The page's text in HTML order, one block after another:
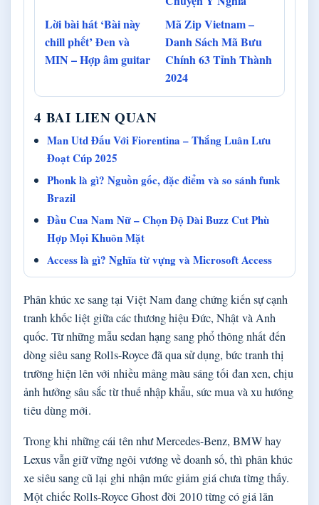
Lời bài hát ‘Bài này
chill phết’ Đen và
MIN – Hợp âm guitar
Mã Zip Vietnam –
Danh Sách Mã Bưu
Chính 63 Tỉnh Thành
2024
4 BAI LIEN QUAN
Man Utd Đấu Với Fiorentina – Thắng Luân Lưu
Đoạt Cúp 2025
Phonk là gì? Nguồn gốc, đặc điểm và so sánh funk
Brazil
Đầu Cua Nam Nữ – Chọn Độ Dài Buzz Cut Phù
Hợp Mọi Khuôn Mặt
Access là gì? Nghĩa từ vựng và Microsoft Access
Phân khúc xe sang tại Việt Nam đang chứng kiến sự cạnh
tranh khốc liệt giữa các thương hiệu Đức, Nhật và Anh
quốc. Từ những mẫu sedan hạng sang phổ thông nhất đến
dòng siêu sang Rolls-Royce đã qua sử dụng, bức tranh thị
trường hiện lên với nhiều mảng màu sáng tối đan xen, chịu
ảnh hưởng sâu sắc từ thuế nhập khẩu, sức mua và xu hướng
tiêu dùng mới.
Trong khi những cái tên như Mercedes-Benz, BMW hay
Lexus vẫn giữ vững ngôi vương về doanh số, thì phân khúc
xe siêu sang cũ lại ghi nhận mức giảm giá chưa từng thấy.
Một chiếc Rolls-Royce Ghost đời 2010 từng có giá lăn